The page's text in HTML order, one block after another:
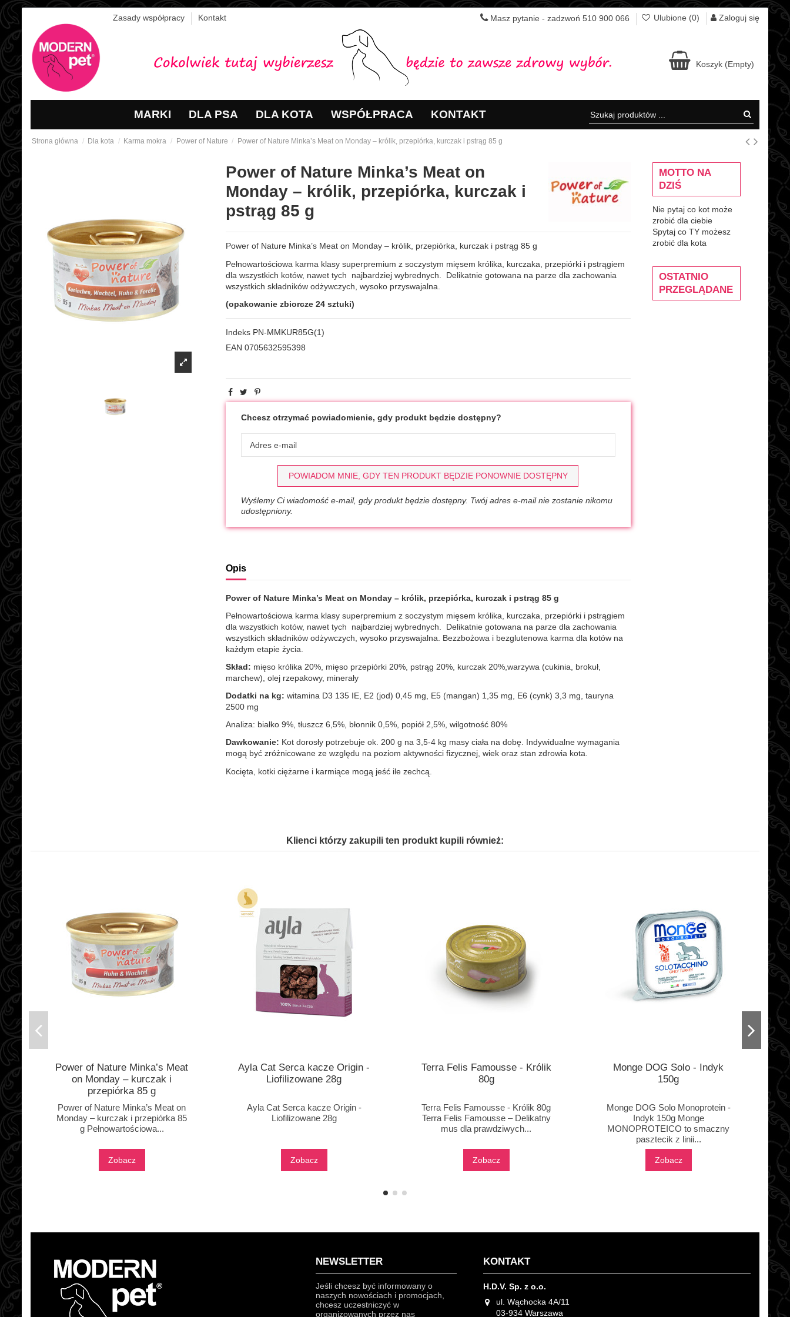
Zasady współpracy Kontakt Masz pytanie - zadzwoń 510 900 066 Ulubione (0) Zaloguj się
Koszyk (Empty)
MARKI DLA PSA DLA KOTA WSPÓŁPRACA KONTAKT
Strona główna Dla kota Karma mokra Power of Nature Power of Nature Minka’s Meat on Monday – królik, przepiórka, kurczak i pstrąg 85 g
Power of Nature Minka’s Meat on
Monday – królik, przepiórka, kurczak i
pstrąg 85 g
Power of Nature Minka’s Meat on Monday – królik, przepiórka, kurczak i pstrąg 85 g
Pełnowartościowa karma klasy superpremium z soczystym mięsem królika, kurczaka, przepiórki i pstrągiem
dla wszystkich kotów, nawet tych najbardziej wybrednych. Delikatnie gotowana na parze dla zachowania
wszystkich składników odżywczych, wysoko przyswajalna.
(opakowanie zbiorcze 24 sztuki)
Indeks PN-MMKUR85G(1)
EAN 0705632595398
Chcesz otrzymać powiadomienie, gdy produkt będzie dostępny?
POWIADOM MNIE, GDY TEN PRODUKT BĘDZIE PONOWNIE DOSTĘPNY
Wyślemy Ci wiadomość e-mail, gdy produkt będzie dostępny. Twój adres e-mail nie zostanie nikomu
udostępniony.
Opis
Power of Nature Minka’s Meat on Monday – królik, przepiórka, kurczak i pstrąg 85 g
Pełnowartościowa karma klasy superpremium z soczystym mięsem królika, kurczaka, przepiórki i pstrągiem
dla wszystkich kotów, nawet tych najbardziej wybrednych. Delikatnie gotowana na parze dla zachowania
wszystkich składników odżywczych, wysoko przyswajalna. Bezzbożowa i bezglutenowa karma dla kotów na
każdym etapie życia.
Skład: mięso królika 20%, mięso przepiórki 20%, pstrąg 20%, kurczak 20%,warzywa (cukinia, brokuł,
marchew), olej rzepakowy, minerały
Dodatki na kg: witamina D3 135 IE, E2 (jod) 0,45 mg, E5 (mangan) 1,35 mg, E6 (cynk) 3,3 mg, tauryna
2500 mg
Analiza: białko 9%, tłuszcz 6,5%, błonnik 0,5%, popiół 2,5%, wilgotność 80%
Dawkowanie: Kot dorosły potrzebuje ok. 200 g na 3,5-4 kg masy ciała na dobę. Indywidualne wymagania
mogą być zróżnicowane ze względu na poziom aktywności fizycznej, wiek oraz stan zdrowia kota.
Kocięta, kotki ciężarne i karmiące mogą jeść ile zechcą.
MOTTO NA
DZIŚ
Nie pytaj co kot może
zrobić dla ciebie
Spytaj co TY możesz
zrobić dla kota
OSTATNIO
PRZEGLĄDANE
Klienci którzy zakupili ten produkt kupili również:
Power of Nature Minka’s Meat
on Monday – kurczak i
przepiórka 85 g
Power of Nature Minka’s Meat on
Monday – kurczak i przepiórka 85
g Pełnowartościowa...
Zobacz
Ayla Cat Serca kacze Origin -
Liofilizowane 28g
Ayla Cat Serca kacze Origin -
Liofilizowane 28g
Zobacz
Terra Felis Famousse - Królik
80g
Terra Felis Famousse - Królik 80g
Terra Felis Famousse – Delikatny
mus dla prawdziwych...
Zobacz
Monge DOG Solo - Indyk
150g
Monge DOG Solo Monoprotein -
Indyk 150g Monge
MONOPROTEICO to smaczny
pasztecik z linii...
Zobacz
NEWSLETTER
Jeśli chcesz być informowany o
naszych nowościach i promocjach,
chcesz uczestniczyć w
organizowanych przez nas
KONTAKT
H.D.V. Sp. z o.o.
ul. Wąchocka 4A/11
03-934 Warszawa